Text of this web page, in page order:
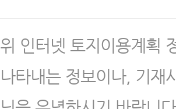
위 인터넷 토지이용계획
나타내는 정보이나, 기재